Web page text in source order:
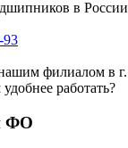
в России
93
филиалом в г.
работать?
ФО